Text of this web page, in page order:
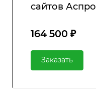
сайтов Аспро
164 500 ₽
Заказать